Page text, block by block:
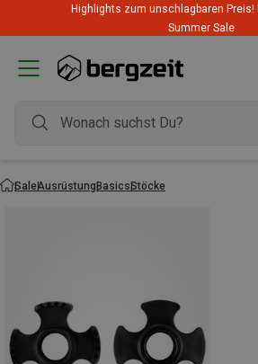
Highlights zum unschlagbaren Preis!
Summer Sale
SaleAusrüstungBasicsStöcke